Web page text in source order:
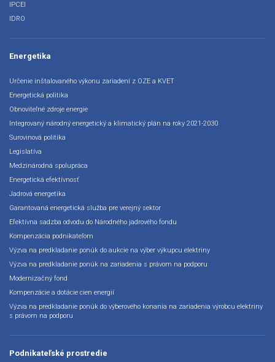
IPCEI
IDRO
Energetika
Určenie inštalovaného výkonu zariadení z OZE a KVET
Energetická politika
Obnoviteľné zdroje energie
Integrovaný národný energetický a klimatický plán na roky 2021-2030
Surovinová politika
Legislatíva
Medzinárodná spolupráca
Energetická efektívnosť
Jadrová energetika
Garantovaná energetická služba pre verejný sektor
Efektívna sadzba odvodu do Národného jadrového fondu
Kompenzácia podnikateľom
Výzva na predkladanie ponúk do aukcie na výber výkupcu elektriny
Výzva na predkladanie ponúk na zariadenia s právom na podporu
Modernizačný fond
Kompenzácie a dotácie cien energií
Výzva na predkladanie ponúk do výberového konania na zariadenia výrobcu elektriny
s právom na podporu
Podnikateľské prostredie